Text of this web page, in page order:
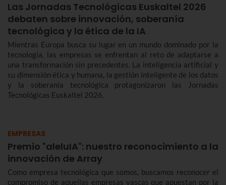
Las Jornadas Tecnológicas Euskaltel 2026
debaten sobre innovación, soberanía
tecnológica y la ética de la IA
Mientras Europa busca su lugar en un mundo dominado por la
tecnología, las empresas se enfrentan al reto de adaptarse a
una transformación sin precedentes. La inteligencia artificial y
su dimensión ética y humana, la gestión inteligente de los datos
y la soberanía tecnológica protagonizaron las Jornadas
Tecnológicas Euskaltel 2026.
EMPRESAS
Premio "aleluIA": nuestro reconocimiento a la
innovación de Array
Como empresa tecnológica que somos, buscamos reconocer el
compromiso de aquellas empresas vascas que apuestan por la